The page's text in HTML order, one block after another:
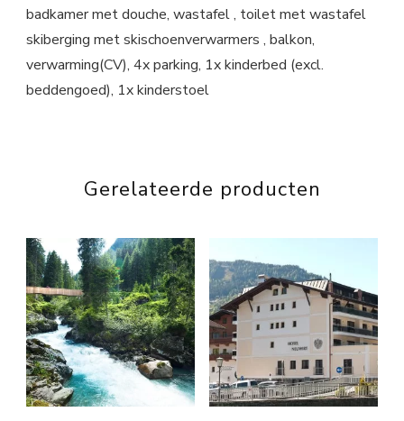
badkamer met douche, wastafel , toilet met wastafel
skiberging met skischoenverwarmers , balkon,
verwarming(CV), 4x parking, 1x kinderbed (excl.
beddengoed), 1x kinderstoel
Gerelateerde producten